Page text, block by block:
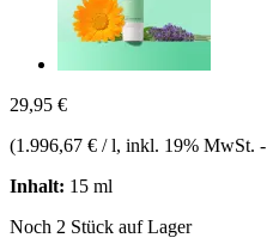
29,95 €
(1.996,67 € / l, inkl. 19% MwSt. -
Inhalt: 15 ml
Noch 2 Stück auf Lager